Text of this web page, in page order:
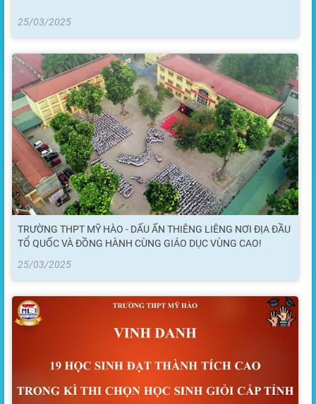
25/03/2025
TRƯỜNG THPT MỸ HÀO - DẤU ẤN THIÊNG LIÊNG NƠI ĐỊA ĐẦU
TỔ QUỐC VÀ ĐỒNG HÀNH CÙNG GIÁO DỤC VÙNG CAO!
25/03/2025